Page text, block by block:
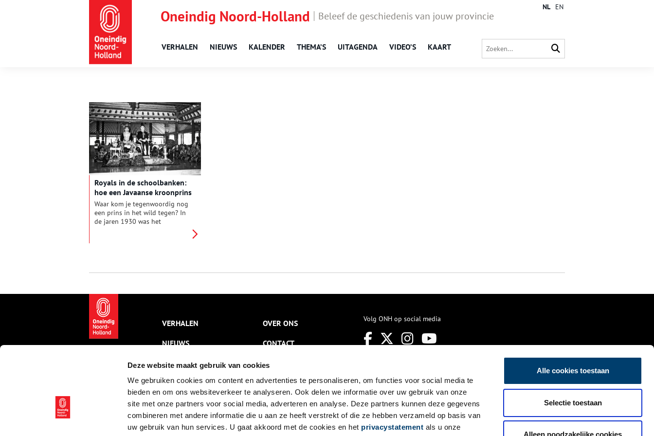
Deze website maakt gebruik van cookies
We gebruiken cookies om content en advertenties te personaliseren, om functies voor social media te
bieden en om ons websiteverkeer te analyseren. Ook delen we informatie over uw gebruik van onze
site met onze partners voor social media, adverteren en analyse. Deze partners kunnen deze gegevens
combineren met andere informatie die u aan ze heeft verstrekt of die ze hebben verzameld op basis van
uw gebruik van hun services. U gaat akkoord met de cookies en het privacystatement als u onze
Alle cookies toestaan
Selectie toestaan
Alleen noodzakelijke cookies
Oneindig Noord-Holland Beleef de geschiedenis van jouw provincie
VERHALEN NIEUWS KALENDER THEMA’S UITAGENDA VIDEO’S KAART
NL EN
Royals in de schoolbanken:
hoe een Javaanse kroonprins
op het lyceum in Haarlem
belandde
Waar kom je tegenwoordig nog
een prins in het wild tegen? In
de jaren 1930 was het
hem als ‘Sultan Henkie’.
VERHALEN
NIEUWS
KALENDER
THEMA’S
ACTIVITEITEN
VIDEO’S
OVER ONS
CONTACT
NIEUWSBRIEF
DISCLAIMER
PRIVACY
TOEGANKELIJKHEID
Volg ONH op social media